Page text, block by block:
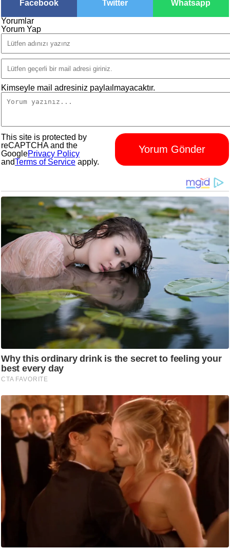
Facebook Twitter Whatsapp
Yorumlar
Yorum Yap
Kimseyle mail adresiniz paylaılmayacaktır.
Yorum Gönder
This site is protected by
reCAPTCHA and the
GooglePrivacy Policy
andTerms of Service apply.